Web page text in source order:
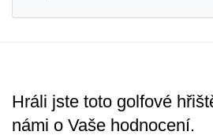
Hráli jste toto golfové
námi o Vaše hodnocení.